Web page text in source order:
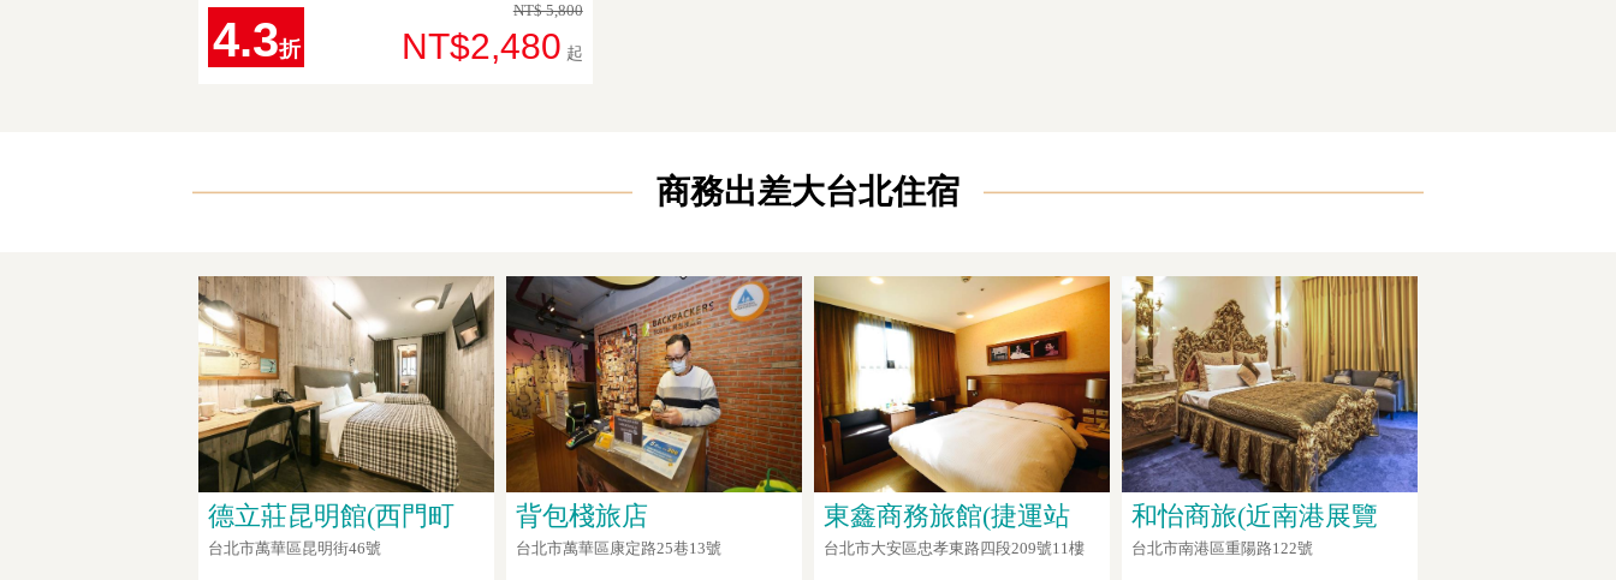
4.3折
NT$ 5,800
NT$2,480 起
商務出差大台北住宿
德立莊昆明館(西門町
台北市萬華區昆明街46號
背包棧旅店
台北市萬華區康定路25巷13號
東鑫商務旅館(捷運站
台北市大安區忠孝東路四段209號11樓
和怡商旅(近南港展覽
台北市南港區重陽路122號